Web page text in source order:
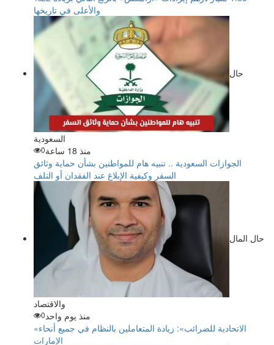
والأعلى في تاريخها
حال
السعودية
منذ 18 ساعة
0
الجوازات السعودية .. تنبيه هام للمواطنين بشأن حماية وثائق
السفر وكيفية الإبلاغ عند الفقدان أو التلف
حال المال
والاقتصاد
منذ يوم واحد0
«الاتحادية للضرائب»: زيادة المتعاملين بالنظام في جميع أنحاء
الإمارات